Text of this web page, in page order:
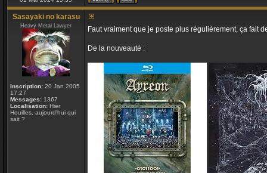
Sasayaki no karasu
Heavy Metal Lawyer
Inscription: 20 Jan 2005
17:27
Messages: 1367
Localisation: Hier
Houilles, aujourd'hui qui
sait ?
Faut vraiment que je poste plus régulièrement, ça fait
De la nouveauté :